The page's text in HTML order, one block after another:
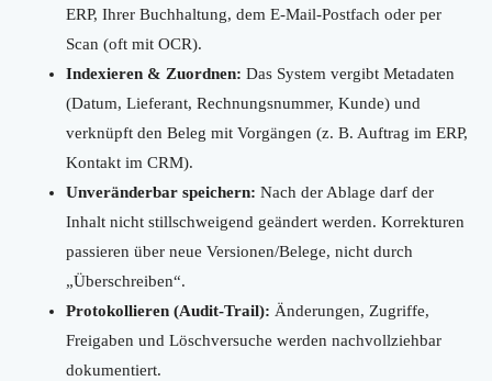
ERP, Ihrer Buchhaltung, dem E-Mail-Postfach oder per
Scan (oft mit OCR).
Indexieren & Zuordnen: Das System vergibt Metadaten
(Datum, Lieferant, Rechnungsnummer, Kunde) und
verknüpft den Beleg mit Vorgängen (z. B. Auftrag im ERP,
Kontakt im CRM).
Unveränderbar speichern: Nach der Ablage darf der
Inhalt nicht stillschweigend geändert werden. Korrekturen
passieren über neue Versionen/Belege, nicht durch
„Überschreiben“.
Protokollieren (Audit-Trail): Änderungen, Zugriffe,
Freigaben und Löschversuche werden nachvollziehbar
dokumentiert.